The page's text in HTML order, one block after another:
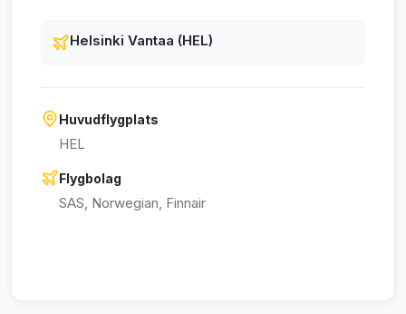
Helsinki Vantaa (HEL)
Huvudflygplats
HEL
Flygbolag
SAS, Norwegian, Finnair